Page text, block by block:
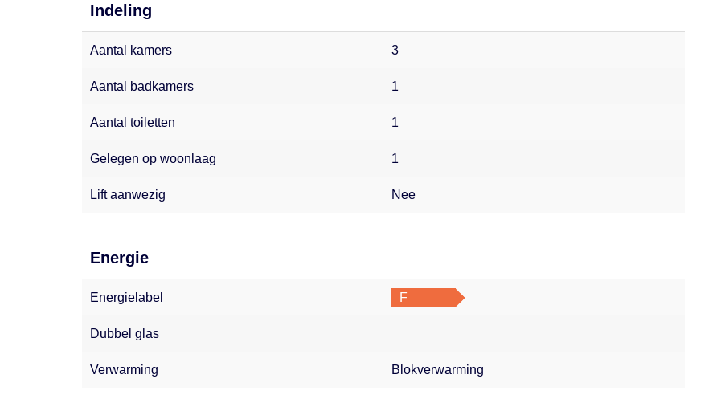
Indeling
Aantal kamers 3
Aantal badkamers 1
Aantal toiletten 1
Gelegen op woonlaag 1
Lift aanwezig Nee
Energie
Energielabel F
Dubbel glas
Verwarming Blokverwarming